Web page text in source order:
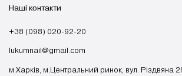
Наші контакти
+38 (098) 020-92-20
lukumnail@gmail.com
м.Харків, м.Центральний ринок, вул. Різдвяна